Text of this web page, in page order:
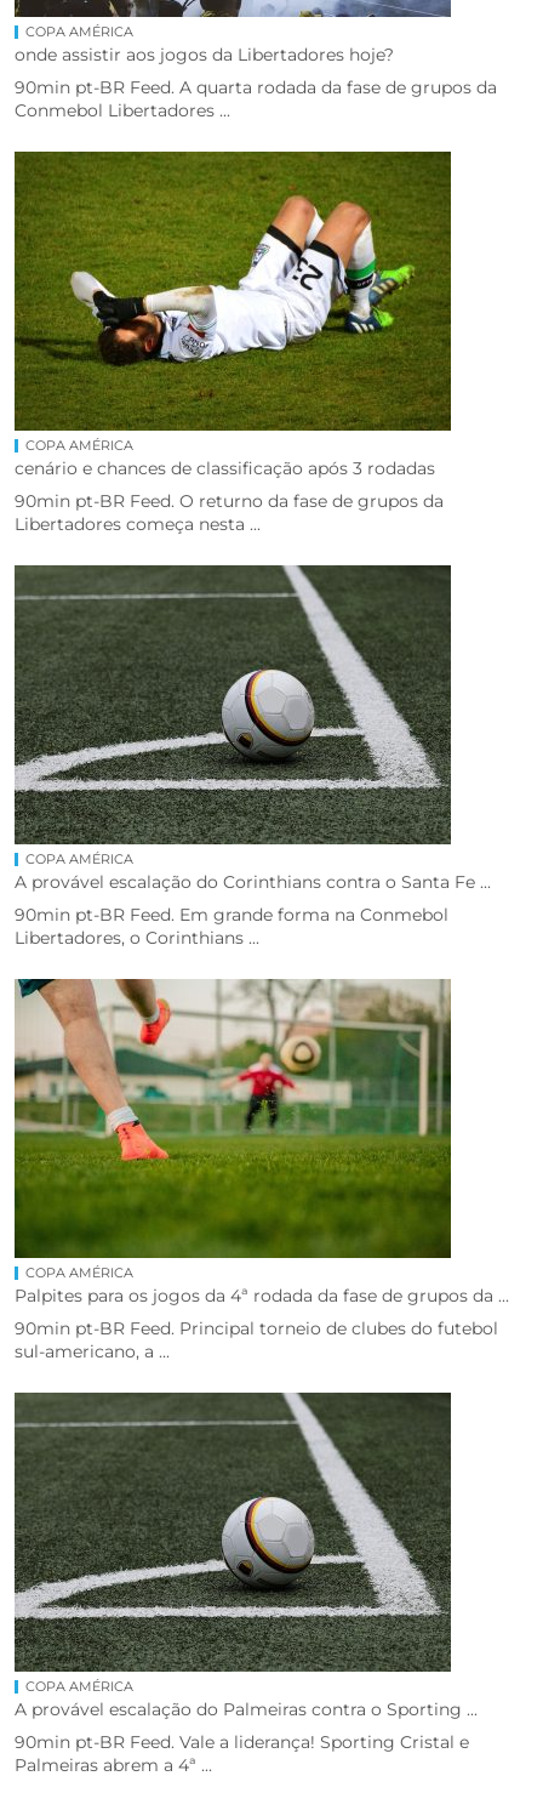
COPA AMÉRICA
onde assistir aos jogos da Libertadores hoje?
90min pt-BR Feed. A quarta rodada da fase de grupos da
Conmebol Libertadores ...
COPA AMÉRICA
cenário e chances de classificação após 3 rodadas
90min pt-BR Feed. O returno da fase de grupos da
Libertadores começa nesta ...
COPA AMÉRICA
A provável escalação do Corinthians contra o Santa Fe ...
90min pt-BR Feed. Em grande forma na Conmebol
Libertadores, o Corinthians ...
COPA AMÉRICA
Palpites para os jogos da 4ª rodada da fase de grupos da ...
90min pt-BR Feed. Principal torneio de clubes do futebol
sul-americano, a ...
COPA AMÉRICA
A provável escalação do Palmeiras contra o Sporting ...
90min pt-BR Feed. Vale a liderança! Sporting Cristal e
Palmeiras abrem a 4ª ...